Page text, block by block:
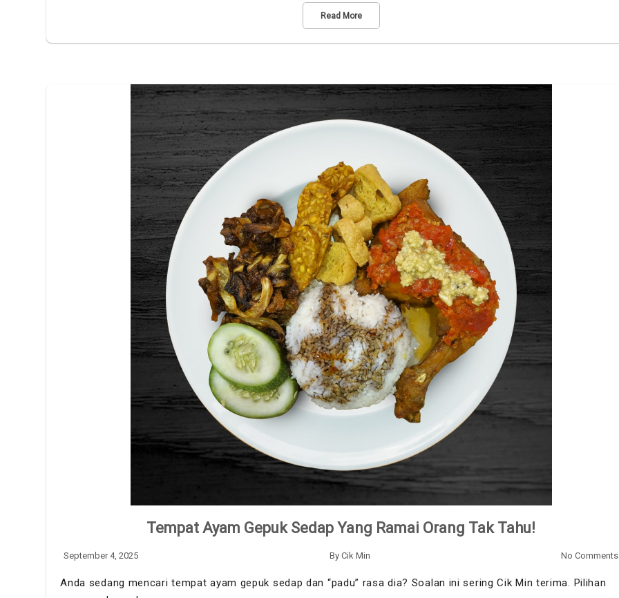
Read More
Tempat Ayam Gepuk Sedap Yang Ramai Orang Tak Tahu!
September 4, 2025 By Cik Min No Comments
Anda sedang mencari tempat ayam gepuk sedap dan “padu” rasa dia? Soalan ini sering Cik Min terima. Pilihan